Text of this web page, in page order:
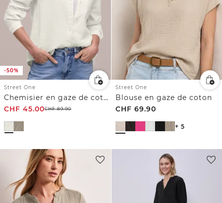
-50%
Street One
Chemisier en gaze de coton
CHF 45.00CHF89.90
Street One
Blouse en gaze de coton
CHF 69.90
+ 5